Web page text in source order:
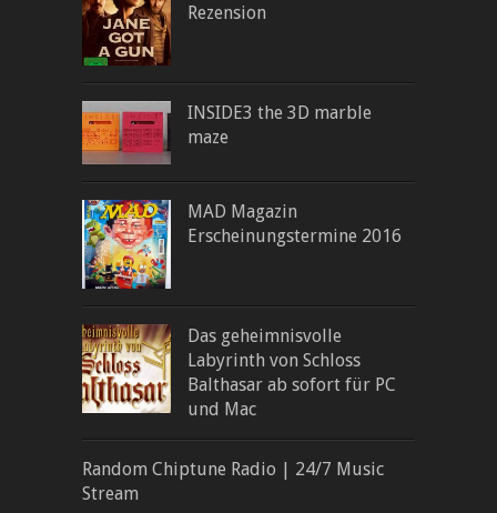
Rezension
INSIDE3 the 3D marble
maze
MAD Magazin
Erscheinungstermine 2016
Das geheimnisvolle
Labyrinth von Schloss
Balthasar ab sofort für PC
und Mac
Random Chiptune Radio | 24/7 Music
Stream